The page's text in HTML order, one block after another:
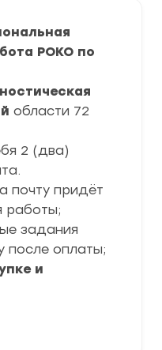
РОКО по
области 72
2 (два)
почту придёт
работы;
задания
после оплаты;
и